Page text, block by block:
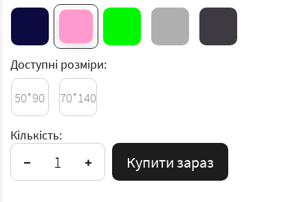
Доступні розміри:
50*90 70*140
Кількість:
Купити зараз